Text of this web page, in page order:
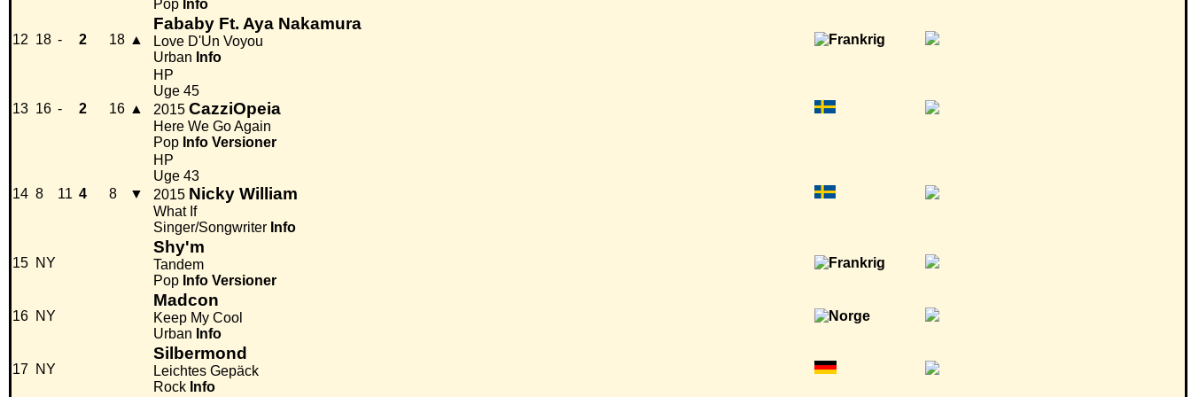
Pop Info
12 18 - 2 18 ▲
Fababy Ft. Aya Nakamura
Love D'Un Voyou
Urban Info
13 16 - 2 16 ▲
HP
Uge 45
2015 CazziOpeia
Here We Go Again
Pop Info Versioner
14 8 11 4 8 ▼
HP
Uge 43
2015 Nicky William
What If
Singer/Songwriter Info
15 NY
Shy'm
Tandem
Pop Info Versioner
16 NY
Madcon
Keep My Cool
Urban Info
17 NY
Silbermond
Leichtes Gepäck
Rock Info